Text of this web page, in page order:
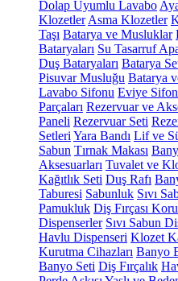
Dolap Uyumlu Lavabo
Klozetler Asma Klozetler
Taşı Batarya ve Musluklar
Bataryaları Su Tasarruf
Duş Bataryaları Batarya
Pisuvar Musluğu Batarya
Lavabo Sifonu Eviye
Parçaları Rezervuar ve
Paneli Rezervuar Seti
Setleri Yara Bandı Lif ve
Sabun Tırnak Makası
Aksesuarları Tuvalet ve
Kağıtlık Seti Duş Rafı
Taburesi Sabunluk Sıvı
Pamukluk Diş Fırçası
Dispenserler Sıvı Sabun
Havlu Dispenseri Klozet
Kurutma Cihazları Banyo
Banyo Seti Diş Fırçalık